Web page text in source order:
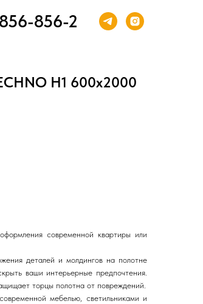
H1 600х2000
современной квартиры или
деталей и молдингов на полотне
ваши интерьерные предпочтения.
торцы полотна от повреждений.
мебелью, светильниками и
856-2